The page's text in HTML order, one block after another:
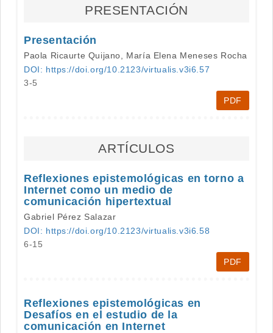
PRESENTACIÓN
Presentación
Paola Ricaurte Quijano, María Elena Meneses Rocha
DOI: https://doi.org/10.2123/virtualis.v3i6.57
3-5
PDF
ARTÍCULOS
Reflexiones epistemológicas en torno a
Internet como un medio de
comunicación hipertextual
Gabriel Pérez Salazar
DOI: https://doi.org/10.2123/virtualis.v3i6.58
6-15
PDF
Reflexiones epistemológicas en
Desafíos en el estudio de la
comunicación en Internet